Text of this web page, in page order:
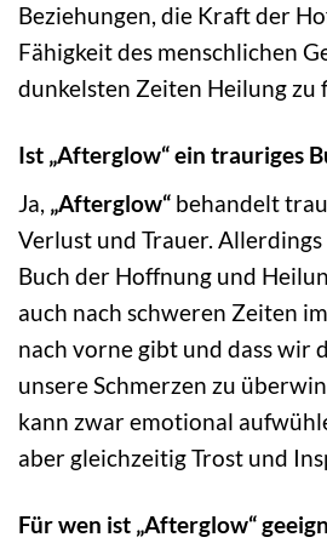
Beziehungen, die Kraft der
Fähigkeit des menschlichen
dunkelsten Zeiten Heilung zu
Ist „Afterglow“ ein trauriges
Ja, „Afterglow“ behandelt
Verlust und Trauer. Allerdings
Buch der Hoffnung und
auch nach schweren Zeiten
nach vorne gibt und dass wir
unsere Schmerzen zu
kann zwar emotional
aber gleichzeitig Trost und
Für wen ist „Afterglow“